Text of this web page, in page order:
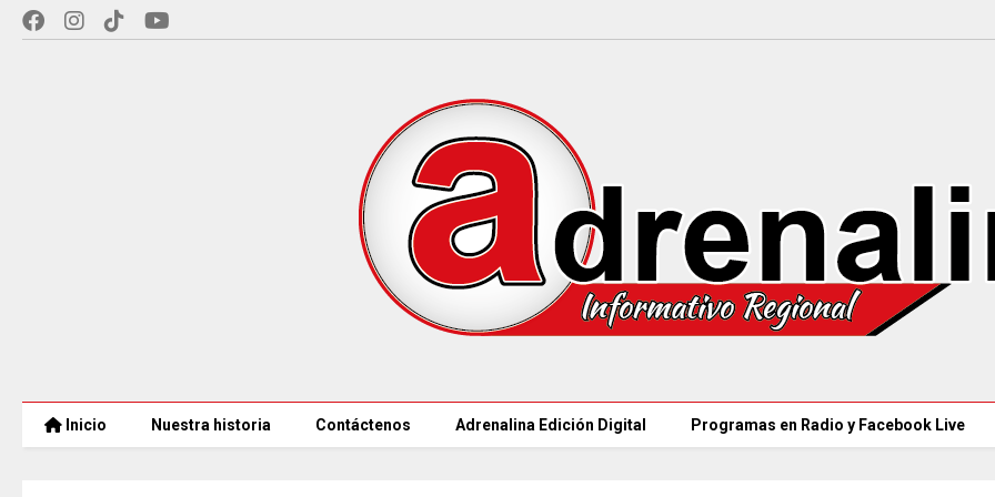
Inicio Nuestra historia Contáctenos Adrenalina Edición Digital Programas en Radio y Facebook Live